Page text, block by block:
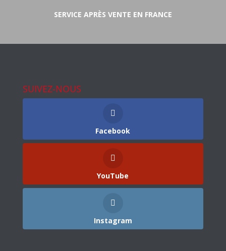
SERVICE APRÈS VENTE EN FRANCE
SUIVEZ-NOUS
Facebook
YouTube
Instagram